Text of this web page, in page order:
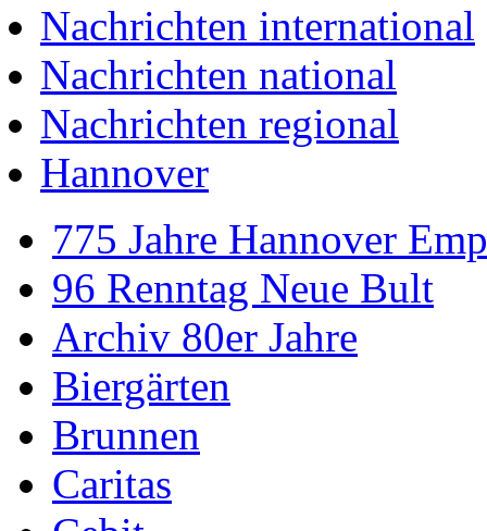
Nachrichten international
Nachrichten national
Nachrichten regional
Hannover
775 Jahre Hannover
96 Renntag Neue Bult
Archiv 80er Jahre
Biergärten
Brunnen
Caritas